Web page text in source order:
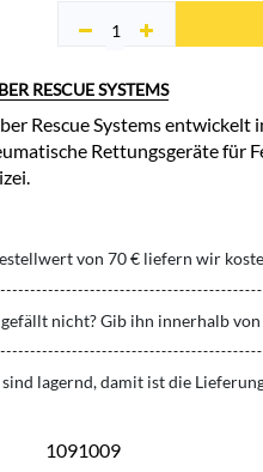
RESCUE SYSTEMS
Rescue Systems entwickelt
Rettungsgeräte für
von 70 € liefern wir
nicht? Gib ihn innerhalb von
lagernd, damit ist die
1091009